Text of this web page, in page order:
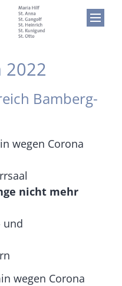
2022
Bamberg-
wegen Corona
nicht mehr
und
wegen Corona